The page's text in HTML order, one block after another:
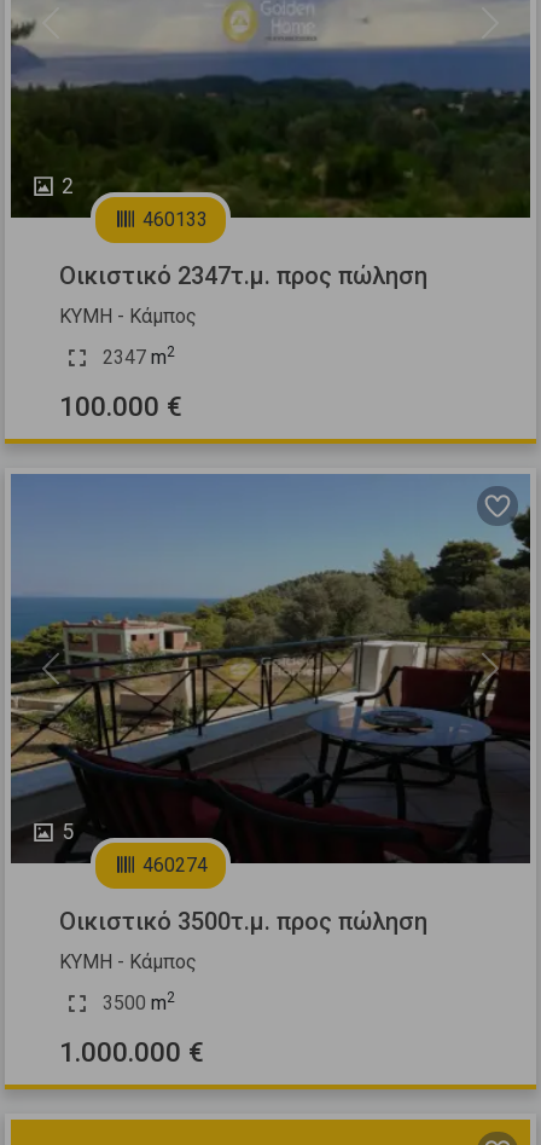
2
Next
460133
Οικιστικό 2347τ.μ. προς πώληση
ΚΥΜΗ - Κάμπος
2347 m2
100.000 €
5
Previous Next
460274
Οικιστικό 3500τ.μ. προς πώληση
ΚΥΜΗ - Κάμπος
3500 m2
1.000.000 €